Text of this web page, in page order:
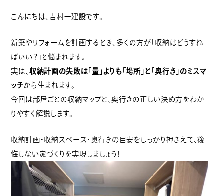
こんにちは、吉村一建設です。
新築やリフォームを計画するとき、多くの方が「収納はどうすれ
ばいい？」と悩まれます。
実は、収納計画の失敗は「量」よりも「場所」と「奥行き」のミスマ
ッチから生まれます。
今回は部屋ごとの収納マップと、奥行きの正しい決め方をわか
りやすく解説します。
収納計画・収納スペース・奥行きの目安をしっかり押さえて、後
悔しない家づくりを実現しましょう！